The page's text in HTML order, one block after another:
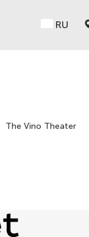
RU
The Vino Theater